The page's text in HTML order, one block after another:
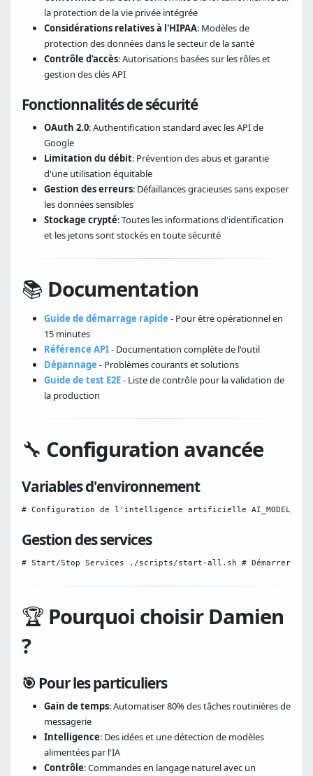
la protection de la vie privée intégrée
Considérations relatives à l'HIPAA: Modèles de
protection des données dans le secteur de la santé
Contrôle d'accès: Autorisations basées sur les rôles et
gestion des clés API
Fonctionnalités de sécurité
OAuth 2.0: Authentification standard avec les API de
Google
Limitation du débit: Prévention des abus et garantie
d'une utilisation équitable
Gestion des erreurs: Défaillances gracieuses sans exposer
les données sensibles
Stockage crypté: Toutes les informations d'identification
et les jetons sont stockés en toute sécurité
📚 Documentation
Guide de démarrage rapide - Pour être opérationnel en
15 minutes
Référence API- Documentation complète de l'outil
Dépannage - Problèmes courants et solutions
Guide de test E2E- Liste de contrôle pour la validation de
la production
🔧 Configuration avancée
Variables d'environnement
# Configuration de l'intelligence artificielle
Gestion des services
# Start/Stop Services ./scripts/start-all.sh # Démarrer
🏆 Pourquoi choisir Damien
?
🎯 Pour les particuliers
Gain de temps: Automatiser 80% des tâches routinières de
messagerie
Intelligence: Des idées et une détection de modèles
alimentées par l'IA
Contrôle: Commandes en langage naturel avec un